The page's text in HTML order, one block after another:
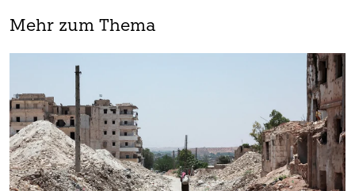
Mehr zum Thema